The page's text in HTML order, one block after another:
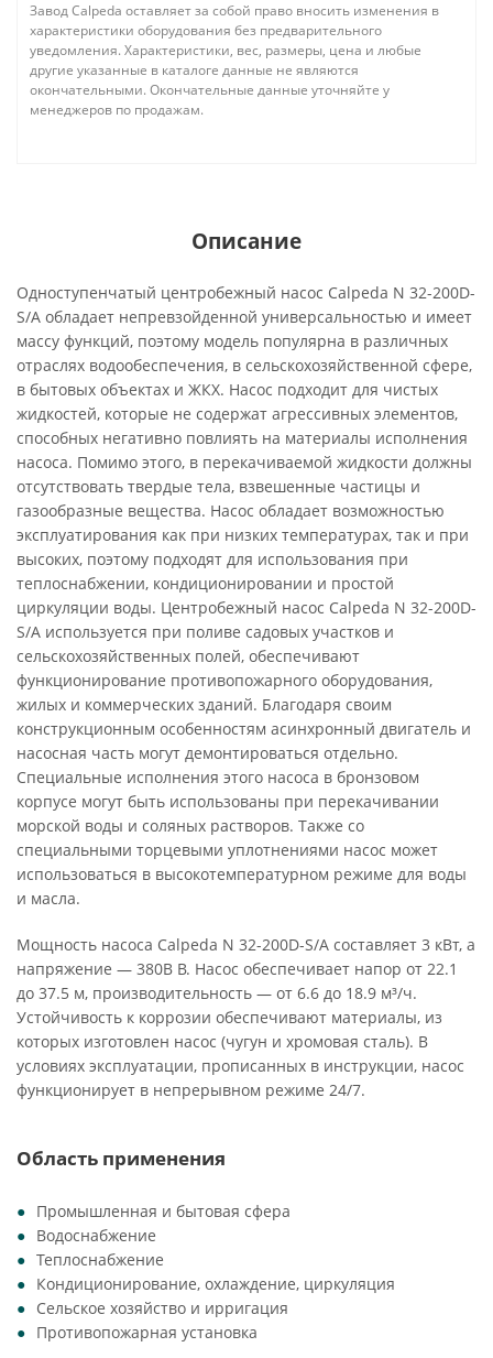
Завод Calpeda оставляет за собой право вносить изменения в
характеристики оборудования без предварительного
уведомления. Характеристики, вес, размеры, цена и любые
другие указанные в каталоге данные не являются
окончательными. Окончательные данные уточняйте у
менеджеров по продажам.
Описание
Одноступенчатый центробежный насос Calpeda N 32-200D-
S/A обладает непревзойденной универсальностью и имеет
массу функций, поэтому модель популярна в различных
отраслях водообеспечения, в сельскохозяйственной сфере,
в бытовых объектах и ЖКХ. Насос подходит для чистых
жидкостей, которые не содержат агрессивных элементов,
способных негативно повлиять на материалы исполнения
насоса. Помимо этого, в перекачиваемой жидкости должны
отсутствовать твердые тела, взвешенные частицы и
газообразные вещества. Насос обладает возможностью
эксплуатирования как при низких температурах, так и при
высоких, поэтому подходят для использования при
теплоснабжении, кондиционировании и простой
циркуляции воды. Центробежный насос Calpeda N 32-200D-
S/A используется при поливе садовых участков и
сельскохозяйственных полей, обеспечивают
функционирование противопожарного оборудования,
жилых и коммерческих зданий. Благодаря своим
конструкционным особенностям асинхронный двигатель и
насосная часть могут демонтироваться отдельно.
Специальные исполнения этого насоса в бронзовом
корпусе могут быть использованы при перекачивании
морской воды и соляных растворов. Также со
специальными торцевыми уплотнениями насос может
использоваться в высокотемпературном режиме для воды
и масла.
Мощность насоса Calpeda N 32-200D-S/A составляет 3 кВт, а
напряжение — 380В В. Насос обеспечивает напор от 22.1
до 37.5 м, производительность — от 6.6 до 18.9 м³/ч.
Устойчивость к коррозии обеспечивают материалы, из
которых изготовлен насос (чугун и хромовая сталь). В
условиях эксплуатации, прописанных в инструкции, насос
функционирует в непрерывном режиме 24/7.
Область применения
Промышленная и бытовая сфера
Водоснабжение
Теплоснабжение
Кондиционирование, охлаждение, циркуляция
Сельское хозяйство и ирригация
Противопожарная установка